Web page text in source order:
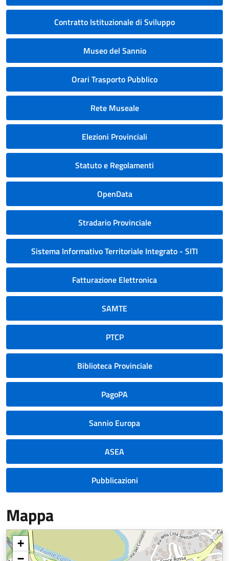
Contratto Istituzionale di Sviluppo
Museo del Sannio
Orari Trasporto Pubblico
Rete Museale
Elezioni Provinciali
Statuto e Regolamenti
OpenData
Stradario Provinciale
Sistema Informativo Territoriale Integrato - SITI
Fatturazione Elettronica
SAMTE
PTCP
Biblioteca Provinciale
PagoPA
Sannio Europa
ASEA
Pubblicazioni
Mappa
+